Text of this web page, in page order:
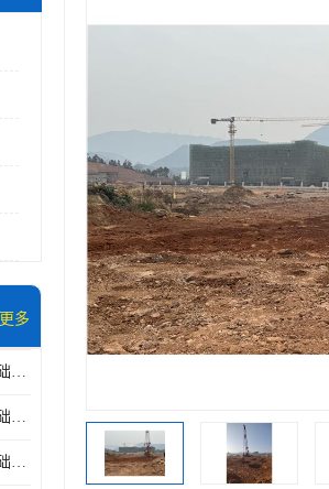
更多
黄山强夯公司 业峻强夯基础工程
万宁强夯施工 业峻强夯基础工程
赣州强夯队伍 业峻强夯基础工程